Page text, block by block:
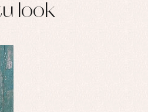
look